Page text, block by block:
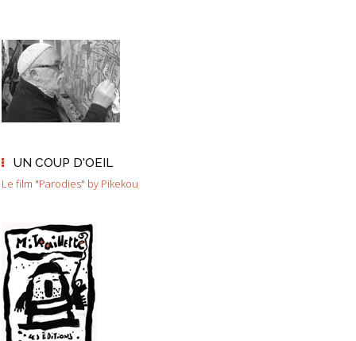
UN COUP D'OEIL
Le film "Parodies" by Pikekou